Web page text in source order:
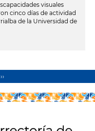
visuales
cinco días de actividad
de la Universidad de
Siguiente
página
››